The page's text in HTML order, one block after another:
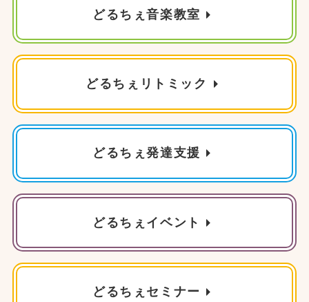
どるちぇ音楽教室
どるちぇリトミック
どるちぇ発達支援
どるちぇイベント
どるちぇセミナー